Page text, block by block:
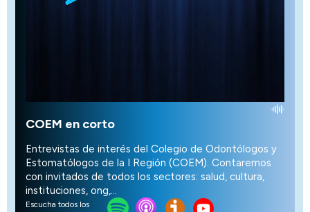
COEM en corto
Entrevistas de interés del Colegio de Odontólogos y
Estomatólogos de la I Región (COEM). Contaremos
con invitados de todos los sectores: salud, cultura,
instituciones, ong,…
Escucha todos los